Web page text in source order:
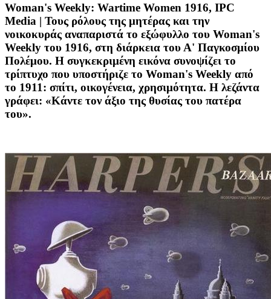
Woman's Weekly: Wartime Women 1916, IPC
Media | Τους ρόλους της μητέρας και την
νοικοκυράς αναπαριστά το εξώφυλλο του Woman's
Weekly τoυ 1916, στη διάρκεια του Α' Παγκοσμίου
Πολέμου. Η συγκεκριμένη εικόνα συνοψίζει το
τρίπτυχο που υποστήριζε το Woman's Weekly από
το 1911: σπίτι, οικογένεια, χρησιμότητα. Η λεζάντα
γράφει: «Κάντε τον άξιο της θυσίας του πατέρα
του».